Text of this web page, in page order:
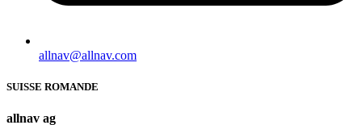
allnav@allnav.com
SUISSE ROMANDE
allnav ag